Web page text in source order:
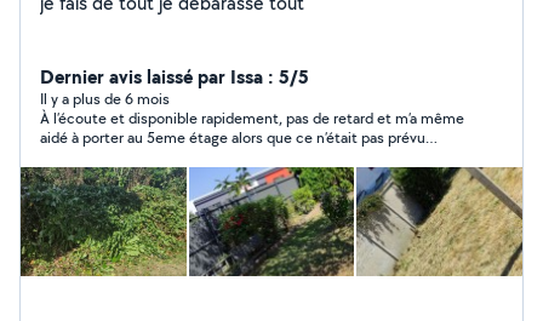
Dernier avis laissé par Issa : 5/5
Il y a plus de 6 mois
À l’écoute et disponible rapidement, pas de retard et m’a même
aidé à porter au 5eme étage alors que ce n’était pas prévu